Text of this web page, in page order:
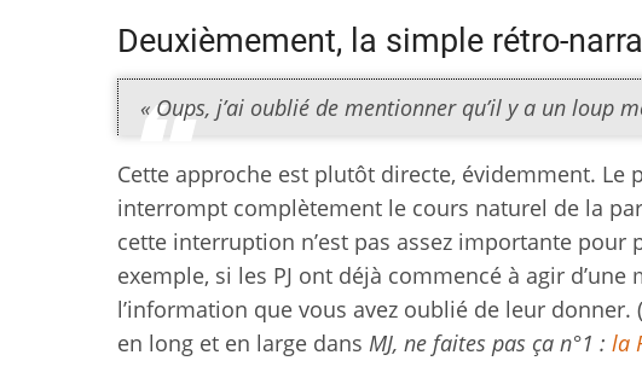
Deuxièmement, la simple rétro-
« Oups, j’ai oublié de mentionner qu’il y a un loup
Cette approche est plutôt directe, évidemment.
interrompt complètement le cours naturel de la
cette interruption n’est pas assez importante pour
exemple, si les PJ ont déjà commencé à agir d’une
l’information que vous avez oublié de leur
en long et en large dans MJ, ne faites pas ça n°1 : la